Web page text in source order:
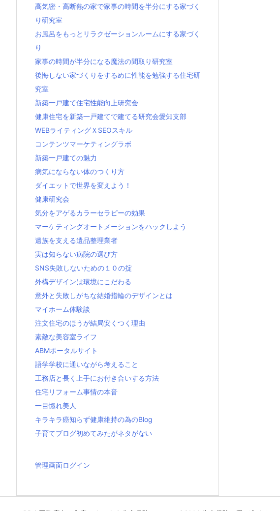
高気密・高断熱の家で家事の時間を半分にする家づく
り研究室
お風呂をもっとリラクゼーションルームにする家づく
り
家事の時間が半分になる魔法の間取り研究室
後悔しない家づくりをするめに性能を勉強する住宅研
究室
新築一戸建て住宅性能向上研究会
健康住宅を新築一戸建てで建てる研究会愛知支部
WEBライティングＸSEOスキル
コンテンツマーケティングラボ
新築一戸建ての魅力
病気にならない体のつくり方
ダイエットで世界を変えよう！
健康研究会
気分をアゲるカラーセラピーの効果
マーケティングオートメーションをハックしよう
遺族を支える遺品整理業者
実は知らない病院の選び方
SNS失敗しないための１０の掟
外構デザインは環境にこだわる
意外と失敗しがちな結婚指輪のデザインとは
マイホーム体験談
注文住宅のほうが結局安くつく理由
素敵な美容室ライフ
ABMポータルサイト
語学学校に通いながら考えること
工務店と長く上手にお付き合いする方法
住宅リフォーム事情の本音
一目惚れ美人
キラキラ癌知らず健康維持の為のBlog
子育てブログ初めてみたがネタがない
管理画面ログイン